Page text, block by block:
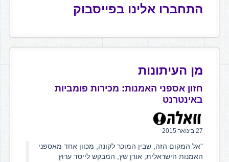
התחברו אלינו בפייסבוק
מן העיתונות
חזון אספני האמנות: מכירות פומביות
באינטרנט
27 בינואר 2015
"אל המקום הזה, שבין המוכר לקונה, מכוון אחד מאספני
האמנות הישראלית, אורן שץ, המבקש לייסד ערוץ